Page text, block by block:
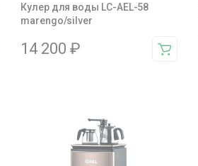
Кулер для воды LC-AEL-58
marengo/silver
14 200 ₽